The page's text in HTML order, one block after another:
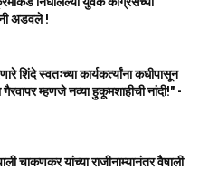
अडवले !
शिंदे स्वतःच्या कार्यकर्त्यांना कधीपासून
म्हणजे नव्या हुकूमशाहीची नांदी!" -
चाकणकर यांच्या राजीनाम्यानंतर वैषाली